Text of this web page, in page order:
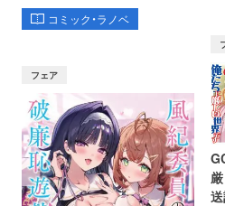
コミック・ラノベ
フェア